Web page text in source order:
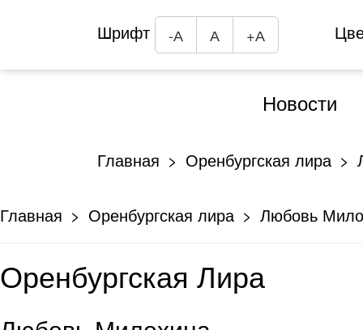
Шрифт -А А +А
Новости
Главная Оренбургская лира
Главная Оренбургская лира Любовь
Оренбургская Лира